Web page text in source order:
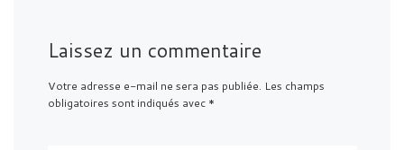
Laissez un commentaire
Votre adresse e-mail ne sera pas publiée. Les champs
obligatoires sont indiqués avec *